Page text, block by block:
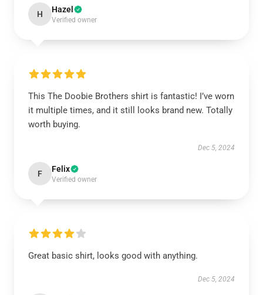
H Hazel
Verified owner
This The Doobie Brothers shirt is fantastic! I’ve worn
it multiple times, and it still looks brand new. Totally
worth buying.
Dec 5, 2024
F Felix
Verified owner
Great basic shirt, looks good with anything.
Dec 5, 2024